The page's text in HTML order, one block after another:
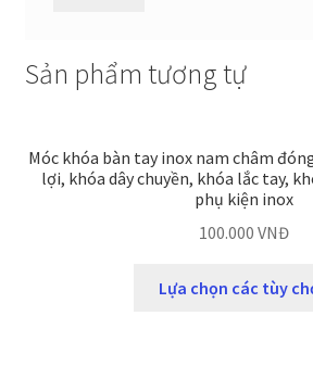
Sản phẩm tương tự
Móc khóa bàn tay inox nam châm
lợi, khóa dây chuyền, khóa lắc tay,
phụ kiện inox
100.000 VNĐ
Lựa chọn các tùy